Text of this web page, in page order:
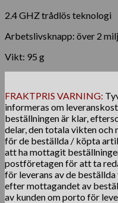
2.4 GHZ trådlös teknologi
Arbetslivsknapp: över 2
Vikt: 95 g
FRAKTPRIS VARNING:
informeras om
beställningen är klar,
delar, den totala vikten och
för de beställda / köpta
att ha mottagit
postföretagen för att ta
för leverans av de
efter mottagandet av
av kunden om porto för